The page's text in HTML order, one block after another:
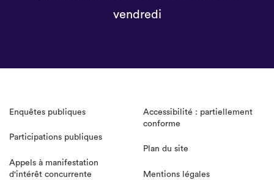
vendredi
Enquêtes publiques
Participations publiques
Appels à manifestation
d'intérêt concurrente
Accessibilité : partiellement
conforme
Plan du site
Mentions légales